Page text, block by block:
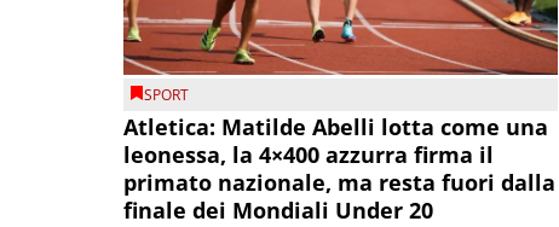
SPORT
Atletica: Matilde Abelli lotta come una
leonessa, la 4×400 azzurra firma il
primato nazionale, ma resta fuori dalla
finale dei Mondiali Under 20